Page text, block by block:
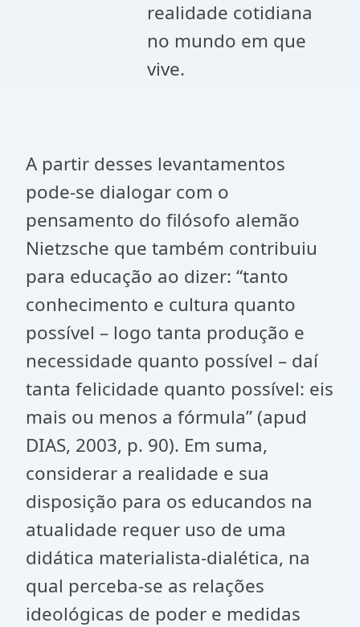
realidade cotidiana
no mundo em que
vive.
A partir desses levantamentos
pode-se dialogar com o
pensamento do filósofo alemão
Nietzsche que também contribuiu
para educação ao dizer: “tanto
conhecimento e cultura quanto
possível – logo tanta produção e
necessidade quanto possível – daí
tanta felicidade quanto possível: eis
mais ou menos a fórmula” (apud
DIAS, 2003, p. 90). Em suma,
considerar a realidade e sua
disposição para os educandos na
atualidade requer uso de uma
didática materialista-dialética, na
qual perceba-se as relações
ideológicas de poder e medidas